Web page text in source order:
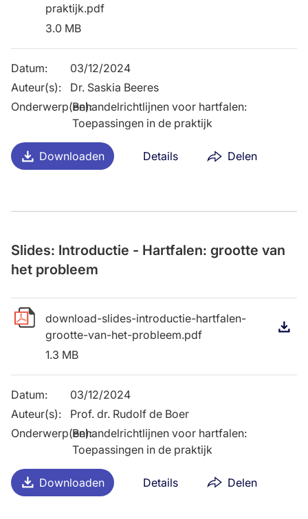
Downloaden Details Delen
praktijk.pdf
3.0 MB
Datum:
03/12/2024
Auteur(s):
Dr. Saskia Beeres
Onderwerp(en):
Behandelrichtlijnen voor hartfalen:
Toepassingen in de praktijk
Downloaden Details Delen
Slides: Introductie - Hartfalen: grootte van
het probleem
download-slides-introductie-hartfalen-
grootte-van-het-probleem.pdf
1.3 MB
Datum:
03/12/2024
Auteur(s):
Prof. dr. Rudolf de Boer
Onderwerp(en):
Behandelrichtlijnen voor hartfalen:
Toepassingen in de praktijk